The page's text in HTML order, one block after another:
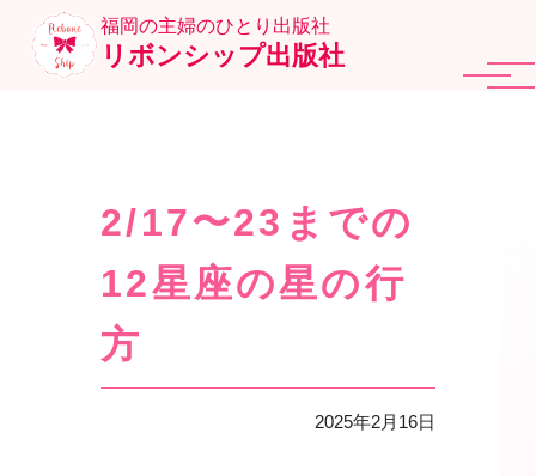
福岡の主婦のひとり出版社
リボンシップ出版社
2/17〜23までの
12星座の星の行
方
2025年2月16日